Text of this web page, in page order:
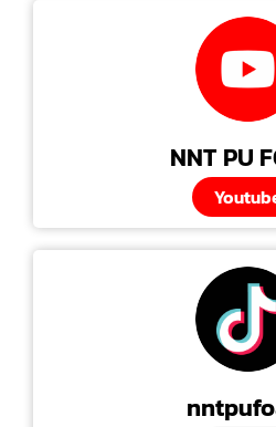
NNT PU